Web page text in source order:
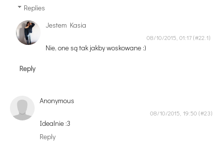
Replies
Jestem Kasia
08/10/2015, 01:17
Nie, one są tak jakby woskowane :)
Reply
Anonymous
08/10/2015, 19:50
Idealnie :3
Reply